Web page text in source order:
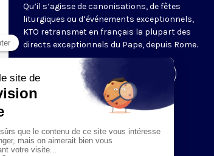
Qu’il s’agisse de canonisations, de fêtes
liturgiques ou d’événements exceptionnels,
KTO retransmet en français la plupart des
directs exceptionnels du Pape, depuis Rome.
Visiter la page de l'émission